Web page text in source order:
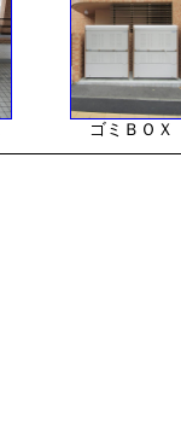
ゴミＢＯＸ